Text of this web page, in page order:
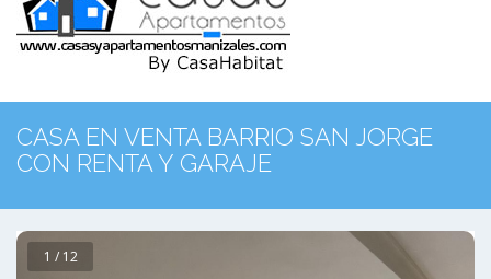
CASA EN VENTA BARRIO SAN JORGE
CON RENTA Y GARAJE
1 / 12